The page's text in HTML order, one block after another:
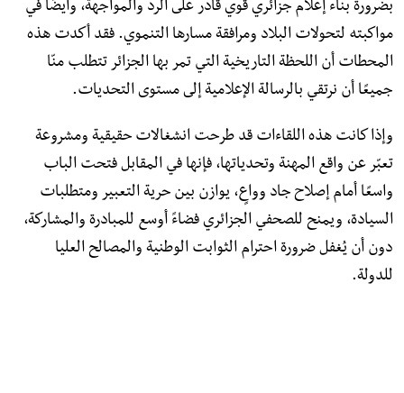
بضرورة بناء إعلام جزائري قوي قادر على الرد والمواجهة، وأيضًا في
مواكبته لتحولات البلاد ومرافقة مسارها التنموي. فقد أكدت هذه
المحطات أن اللحظة التاريخية التي تمر بها الجزائر تتطلب منّا
جميعًا أن نرتقي بالرسالة الإعلامية إلى مستوى التحديات.
وإذا كانت هذه اللقاءات قد طرحت انشغالات حقيقية ومشروعة
تعبّر عن واقع المهنة وتحدياتها، فإنها في المقابل فتحت الباب
واسعًا أمام إصلاح جاد وواعٍ، يوازن بين حرية التعبير ومتطلبات
السيادة، ويمنح للصحفي الجزائري فضاءً أوسع للمبادرة والمشاركة،
دون أن يُغفل ضرورة احترام الثوابت الوطنية والمصالح العليا
للدولة.